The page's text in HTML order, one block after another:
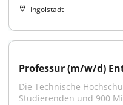
Ingolstadt
Professur (m/w/d)
Die Technische
Studierenden und 900